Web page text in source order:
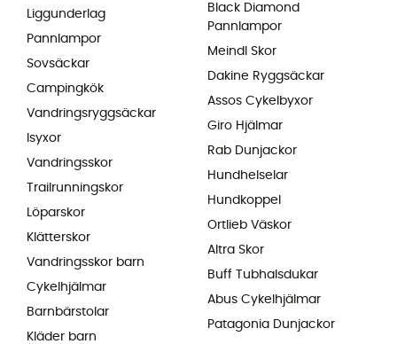
Liggunderlag
Pannlampor
Sovsäckar
Campingkök
Vandringsryggsäckar
Isyxor
Vandringsskor
Trailrunningskor
Löparskor
Klätterskor
Vandringsskor barn
Cykelhjälmar
Barnbärstolar
Kläder barn
Black Diamond
Pannlampor
Meindl Skor
Dakine Ryggsäckar
Assos Cykelbyxor
Giro Hjälmar
Rab Dunjackor
Hundhelselar
Hundkoppel
Ortlieb Väskor
Altra Skor
Buff Tubhalsdukar
Abus Cykelhjälmar
Patagonia Dunjackor